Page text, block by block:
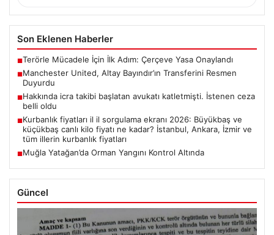
Son Eklenen Haberler
■Terörle Mücadele İçin İlk Adım: Çerçeve Yasa Onaylandı
■Manchester United, Altay Bayındır’ın Transferini Resmen
Duyurdu
■Hakkında icra takibi başlatan avukatı katletmişti. İstenen ceza
belli oldu
■Kurbanlık fiyatları il il sorgulama ekranı 2026: Büyükbaş ve
küçükbaş canlı kilo fiyatı ne kadar? İstanbul, Ankara, İzmir ve
tüm illerin kurbanlık fiyatları
■Muğla Yatağan’da Orman Yangını Kontrol Altında
Güncel